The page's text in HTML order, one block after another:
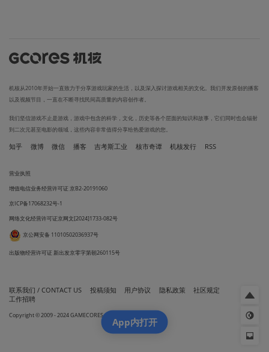
机核从2010年开始一直致力于分享游戏玩家的生活，以及深入探讨游戏相关的文化。我们开发原创的播客
以及视频节目，一直在不断寻找民间高质量的内容创作者。
我们坚信游戏不止是游戏，游戏中包含的科学，文化，历史等各个层面的知识和故事，它们同时也会辐射
到二次元甚至电影的领域，这些内容非常值得分享给热爱游戏的您。
知乎 微博 微信 播客 吉考斯工业 核市奇谭 机核发行 RSS
营业执照
增值电信业务经营许可证 京B2-20191060
京ICP备17068232号-1
网络文化经营许可证京网文[2024]1733-082号
京公网安备 11010502036937号
出版物经营许可证 新出发京零字第朝260115号
联系我们 / CONTACT US 投稿须知 用户协议 隐私政策
社区规定
工作招聘
Copyright © 2009 - 2024 GAMECORES. All Rights Reserved
App内打开